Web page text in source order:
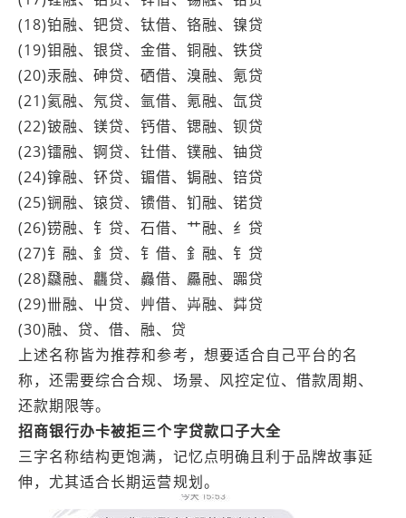
(18)铂融、钯贷、钛借、铬融、镍贷
(19)钼融、银贷、金借、铜融、铁贷
(20)汞融、砷贷、硒借、溴融、氪贷
(21)氦融、氖贷、氩借、氪融、氙贷
(22)铍融、镁贷、钙借、锶融、钡贷
(23)镭融、锕贷、钍借、镤融、铀贷
(24)镎融、钚贷、镅借、锔融、锫贷
(25)锎融、锿贷、镄借、钔融、锘贷
(26)铹融、钅贷、石借、艹融、纟贷
(27)钅融、釒贷、钅借、釒融、钅贷
(28)飝融、龘贷、灥借、厵融、嚻贷
(29)卌融、屮贷、艸借、芔融、茻贷
(30)融、贷、借、融、贷
上述名称皆为推荐和参考，想要适合自己平台的名
称，还需要综合合规、场景、风控定位、借款周期、
还款期限等。
招商银行办卡被拒三个字贷款口子大全
三字名称结构更饱满，记忆点明确且利于品牌故事延
伸，尤其适合长期运营规划。